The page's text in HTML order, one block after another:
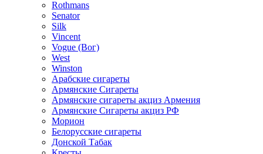
Rothmans
Senator
Silk
Vincent
Vogue (Вог)
West
Winston
Арабские сигареты
Армянские Сигареты
Армянские сигареты акциз Армения
Армянские Сигареты акциз РФ
Морион
Белорусские сигареты
Донской Табак